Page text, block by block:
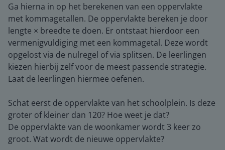
Ga hierna in op het berekenen van een oppervlakte
met kommagetallen. De oppervlakte bereken je door
lengte × breedte te doen. Er ontstaat hierdoor een
vermenigvuldiging met een kommagetal. Deze wordt
opgelost via de nulregel of via splitsen. De leerlingen
kiezen hierbij zelf voor de meest passende strategie.
Laat de leerlingen hiermee oefenen.
Schat eerst de oppervlakte van het schoolplein. Is deze
groter of kleiner dan 120? Hoe weet je dat?
De oppervlakte van de woonkamer wordt 3 keer zo
groot. Wat wordt de nieuwe oppervlakte?